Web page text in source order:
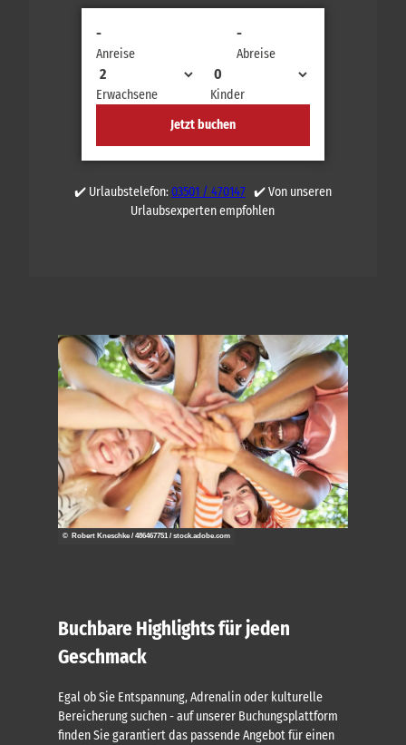
Anreise
-
Abreise
-
Erwachsene
Kinder
Jetzt buchen
✔️ Urlaubstelefon:03501 / 470147✔️ Von unseren
Urlaubsexperten empfohlen
Buchbare Highlights für jeden
Geschmack
Egal ob Sie Entspannung, Adrenalin oder kulturelle
Bereicherung suchen - auf unserer Buchungsplattform
finden Sie garantiert das passende Angebot für einen
© Robert Kneschke / 486467751 / stock.adobe.com